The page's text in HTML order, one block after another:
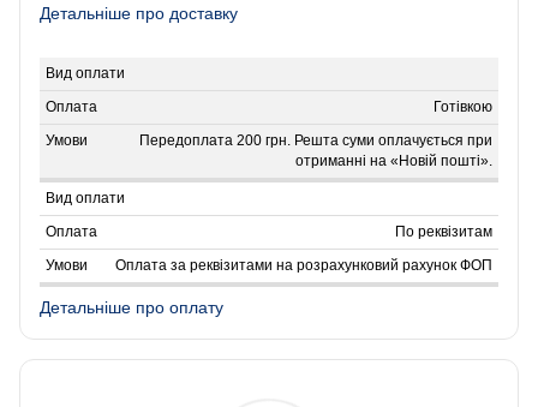
Детальніше про доставку
Готівкою
Передоплата 200 грн. Решта суми оплачується при
отриманні на «Новій пошті».
По реквізитам
Оплата за реквізитами на розрахунковий рахунок ФОП
Детальніше про оплату